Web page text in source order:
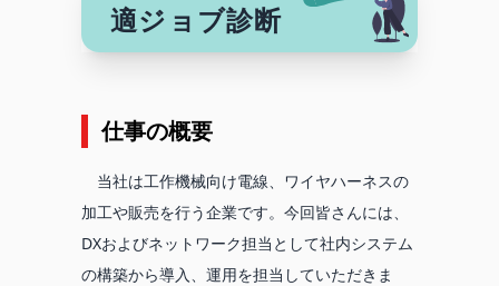
適ジョブ診断
仕事の概要
当社は工作機械向け電線、ワイヤハーネスの
加工や販売を行う企業です。今回皆さんには、
DXおよびネットワーク担当として社内システム
の構築から導入、運用を担当していただきま